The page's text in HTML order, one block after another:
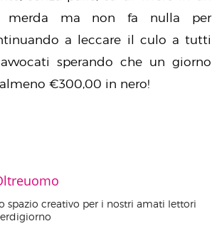
merda ma non fa nulla per
a leccare il culo a tutti
sperando che un giorno
€300,00 in nero!
spazio creativo per i nostri amati lettori